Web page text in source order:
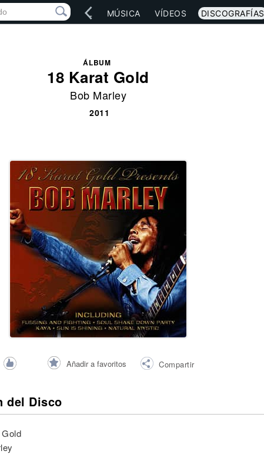
RED SOCIAL MÚSICA VÍDEOS DISCOGRAFÍAS
ÁLBUM
18 Karat Gold
Bob Marley
2011
Añadir a favoritos Compartir
del Disco